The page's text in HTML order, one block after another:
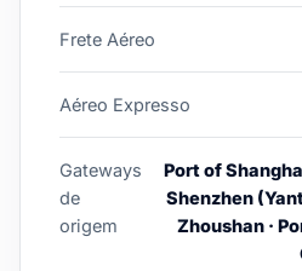
Frete Aéreo
Aéreo Expresso
Gateways
de
origem
Port of
Shenzhen
Zhoushan ·